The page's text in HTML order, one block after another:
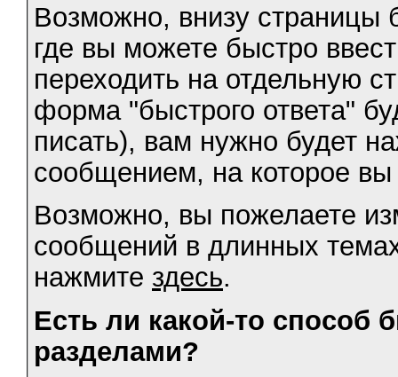
Возможно, внизу страницы
где вы можете быстро
переходить на отдельную
форма "быстрого ответа"
писать), вам нужно будет
сообщением, на которое вы
Возможно, вы пожелаете
сообщений в длинных
нажмите здесь.
Есть ли какой-то способ
разделами?